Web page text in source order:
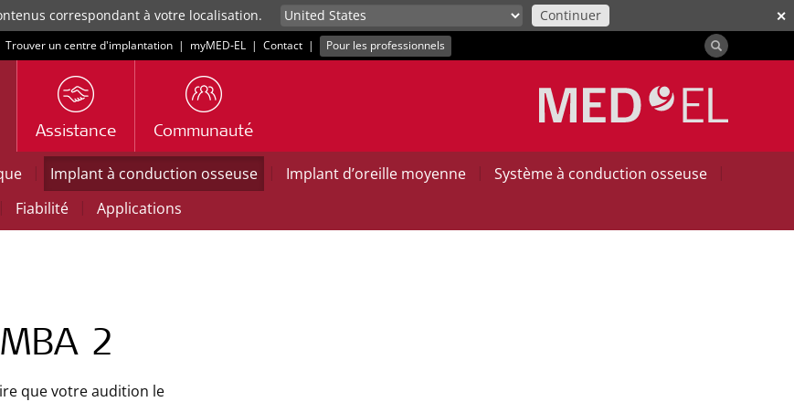
✕
correspondant à votre localisation. Continuer
Trouver un centre d'implantation | myMED‑EL | Contact | Pour les professionnels
Assistance Communauté
| Implant à conduction osseuse | Implant d’oreille moyenne | Système à conduction osseuse
|
| Fiabilité | Applications
2
que votre audition le